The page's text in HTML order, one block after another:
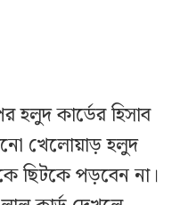
হলুদ কার্ডের হিসাব
খেলোয়াড় হলুদ
ছিটকে পড়বেন না।